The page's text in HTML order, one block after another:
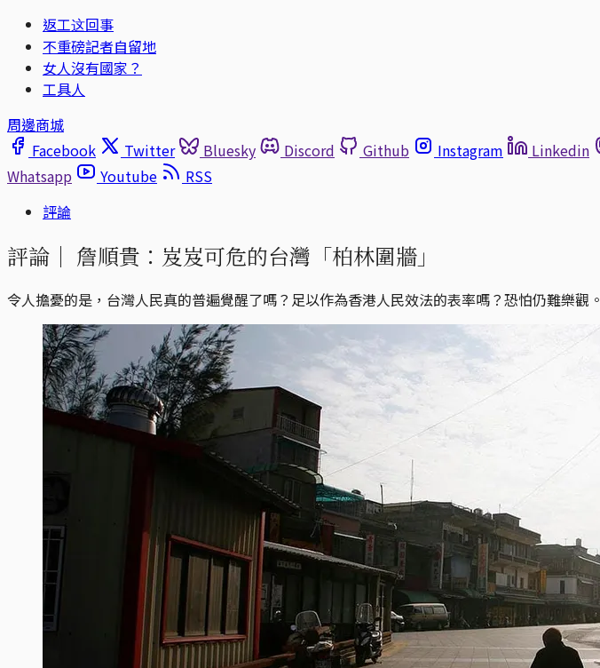
返工这回事
不重磅記者自留地
女人沒有國家？
工具人
周邊商城
Facebook
Twitter Bluesky Discord Github Instagram Linkedin
Whatsapp
Youtube
RSS
評論
評論｜ 詹順貴：岌岌可危的台灣「柏林圍牆」
令人擔憂的是，台灣人民真的普遍覺醒了嗎？足以作為香港人民效法的表率嗎？恐怕仍難樂觀。